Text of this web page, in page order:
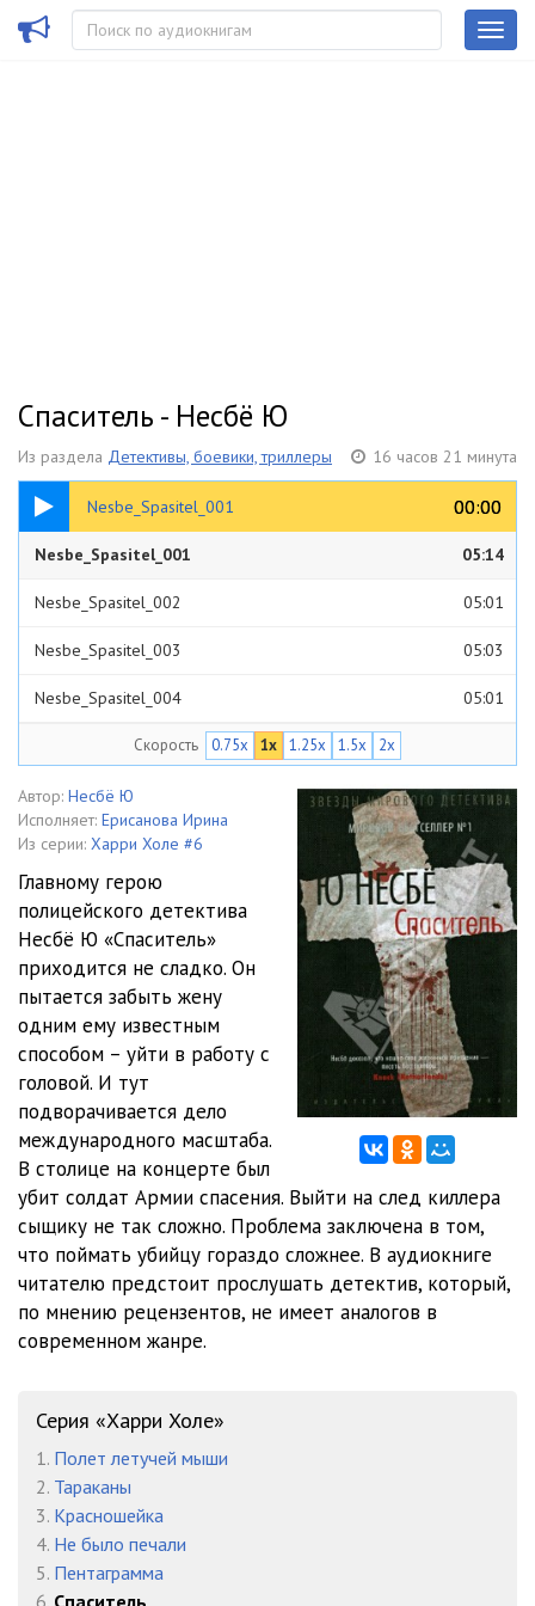
Спаситель - Несбё Ю
Из раздела Детективы, боевики, триллеры 16 часов 21 минута
Nesbe_Spasitel_001 00:00
00:00
05:14
Nesbe_Spasitel_001 05:14
Nesbe_Spasitel_002 05:01
Nesbe_Spasitel_003 05:03
Nesbe_Spasitel_004 05:01
Nesbe_Spasitel_005
Nesbe_Spasitel_006 05:01
Nesbe_Spasitel_007 05:02
Nesbe_Spasitel_008 05:03
Nesbe_Spasitel_009 05:01
Nesbe_Spasitel_010
Nesbe_Spasitel_011
Nesbe_Spasitel_012 05:02
Nesbe_Spasitel_013
Nesbe_Spasitel_014
Nesbe_Spasitel_015 05:03
Nesbe_Spasitel_016 05:03
Nesbe_Spasitel_017
Nesbe_Spasitel_019
Nesbe_Spasitel_020
Nesbe_Spasitel_021
Nesbe_Spasitel_022
Скорость 0.75x 1x 1.25x 1.5x 2x
Автор: Несбё Ю
Исполняет: Ерисанова Ирина
Из серии: Харри Холе #6
Главному герою
полицейского детектива
Несбё Ю «Спаситель»
приходится не сладко. Он
пытается забыть жену
одним ему известным
способом – уйти в работу с
головой. И тут
подворачивается дело
международного масштаба.
В столице на концерте был
убит солдат Армии спасения. Выйти на след киллера
сыщику не так сложно. Проблема заключена в том,
что поймать убийцу гораздо сложнее. В аудиокниге
читателю предстоит прослушать детектив, который,
по мнению рецензентов, не имеет аналогов в
современном жанре.
Серия «Харри Холе»
1. Полет летучей мыши
2. Тараканы
3. Красношейка
4. Не было печали
5. Пентаграмма
6. Спаситель